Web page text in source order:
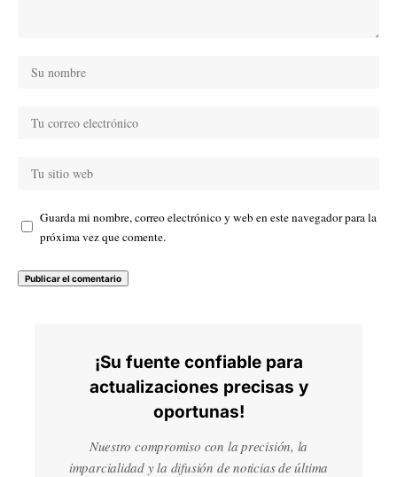
Guarda mi nombre, correo electrónico y web en este navegador para la
próxima vez que comente.
¡Su fuente confiable para
actualizaciones precisas y
oportunas!
Nuestro compromiso con la precisión, la
imparcialidad y la difusión de noticias de última